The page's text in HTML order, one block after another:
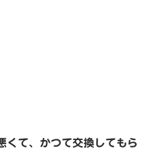
くて、かつて交換してもら